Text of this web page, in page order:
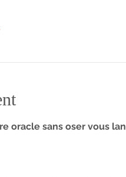
oracle sans oser vous